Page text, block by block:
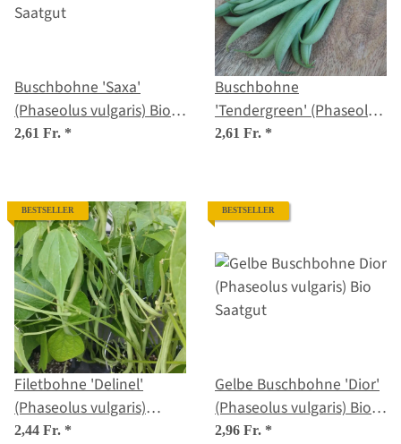
Buschbohne 'Saxa'
(Phaseolus vulgaris) Bio
Saatgut
2,61 Fr. *
Buschbohne
'Tendergreen' (Phaseolus
vulgaris) Samen
2,61 Fr. *
BESTSELLER
Filetbohne 'Delinel'
(Phaseolus vulgaris)
Samen
2,44 Fr. *
BESTSELLER
Gelbe Buschbohne 'Dior'
(Phaseolus vulgaris) Bio
Saatgut
2,96 Fr. *